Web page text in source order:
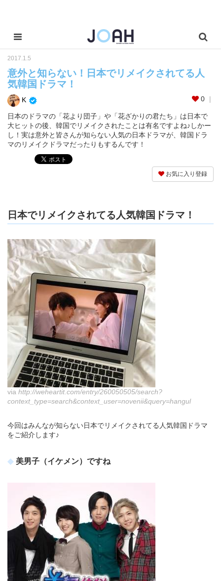
2017.1.5
意外と知らない！日本でリメイクされてる人
気韓国ドラマ！
K 0
日本のドラマの「花より団子」や「花ざかりの君たち」は日本で
大ヒットの後、韓国でリメイクされたことは有名ですよね♪しかー
し！実は意外と皆さんが知らない人気の日本ドラマが、韓国ドラ
マのリメイクドラマだったりもするんです！
お気に入り登録
日本でリメイクされてる人気韓国ドラマ！
via http://weheartit.com/entry/260050505/search?
context_type=search&context_user=novenii&query=hangul
今回はみんなが知らない日本でリメイクされてる人気韓国ドラマ
をご紹介します♪
美男子（イケメン）ですね